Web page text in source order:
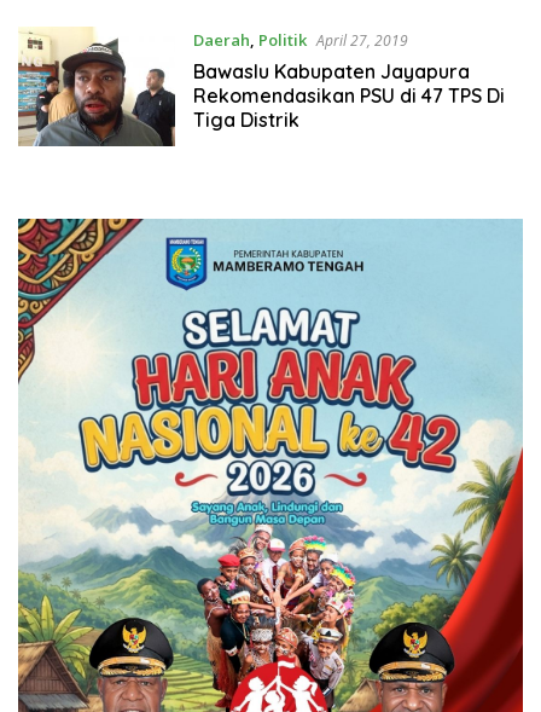
Daerah, Politik April 27, 2019
Bawaslu Kabupaten Jayapura
Rekomendasikan PSU di 47 TPS Di
Tiga Distrik